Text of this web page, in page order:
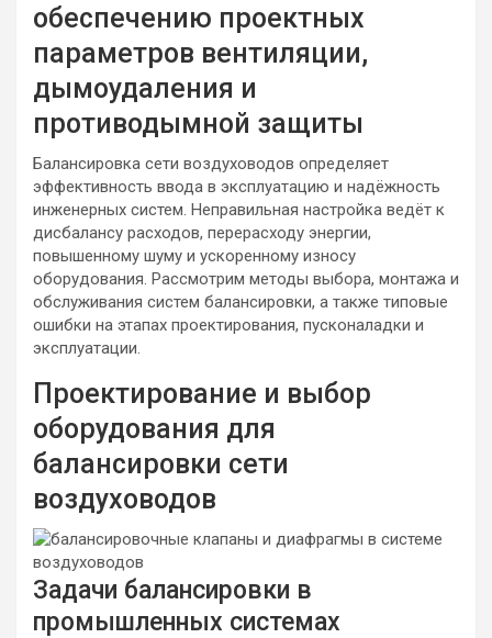
обеспечению проектных
параметров вентиляции,
дымоудаления и
противодымной защиты
Балансировка сети воздуховодов определяет
эффективность ввода в эксплуатацию и надёжность
инженерных систем. Неправильная настройка ведёт к
дисбалансу расходов, перерасходу энергии,
повышенному шуму и ускоренному износу
оборудования. Рассмотрим методы выбора, монтажа и
обслуживания систем балансировки, а также типовые
ошибки на этапах проектирования, пусконаладки и
эксплуатации.
Проектирование и выбор
оборудования для
балансировки сети
воздуховодов
Задачи балансировки в
промышленных системах